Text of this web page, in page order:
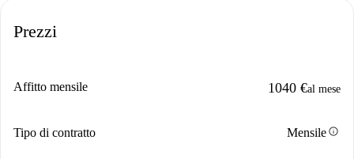
Prezzi
Affitto mensile 1040 €al mese
Tipo di contratto Mensileinfo